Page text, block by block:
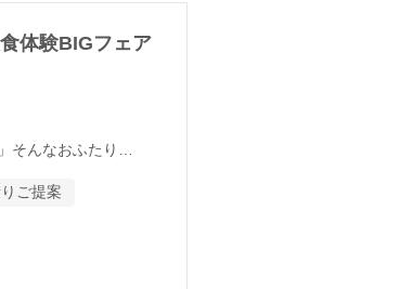
体験BIGフェア
そんなおふたり
ご提案